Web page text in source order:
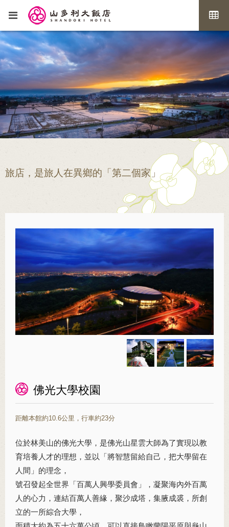
旅店，是旅人在異鄉的「第二個家」
佛光大學校園
距離本館約10.6公里，行車約23分
位於林美山的佛光大學，是佛光山星雲大師為了實現以教
育培養人才的理想，並以「將智慧留給自己，把大學留在
人間」的理念，
號召發起全世界「百萬人興學委員會」，凝聚海內外百萬
人的心力，連結百萬人善緣，聚沙成塔，集腋成裘，所創
立的一所綜合大學，